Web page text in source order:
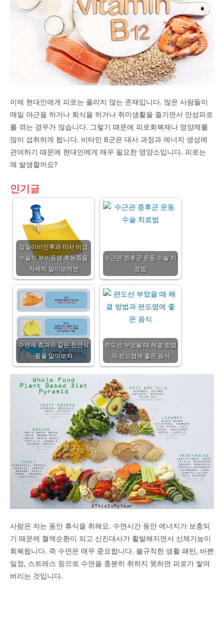
이제 현대인에게 피로는 풀리지 않는 존재입니다. 많은 사람들이
매일 야근을 하거나 회식을 하거나 취미생활을 즐기면서 만성피로
를 겪는 경우가 많습니다. 그렇기 때문에 피로회복제나 영양제를
많이 섭취하게 됩니다. 비타민 B군은 대사 과정과 에너지 생성에
관여하기 때문에 현대인에게 매우 필요한 영양소입니다. 피로는
왜 발생할까요?
인기글
강일이비인후과 미사 비염
수술의 부비동염 축농증을
자세히 알아보려면
수근관 증후군 운동 수술 치
료법
수면제 효과와 같은 천연식
품을 알아보자
편도선 부었을 때 해결 방법
과 편도염에 좋은 음식
사람은 자는 동안 휴식을 취해요. 수면시간 동안 에너지가 보충되
기 때문에 혈액순환이 되고 신진대사가 활발해지면서 신체기능이
회복됩니다. 즉 수면은 매우 중요합니다. 불규칙한 생활 패턴, 바쁜
일정, 스트레스 등으로 수면을 충분히 취하지 못하면 피로가 쌓여
버리는 것입니다.